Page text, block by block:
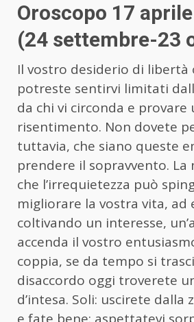
Oroscopo 17
(24 settembre-23
Il vostro desiderio di libertà
potreste sentirvi limitati
da chi vi circonda e provare
risentimento. Non dovete
tuttavia, che siano queste
prendere il sopravvento. La
che l’irrequietezza può
migliorare la vostra vita, ad
coltivando un interesse,
accenda il vostro
coppia, se da tempo si
disaccordo oggi troverete
d’intesa. Soli: uscirete